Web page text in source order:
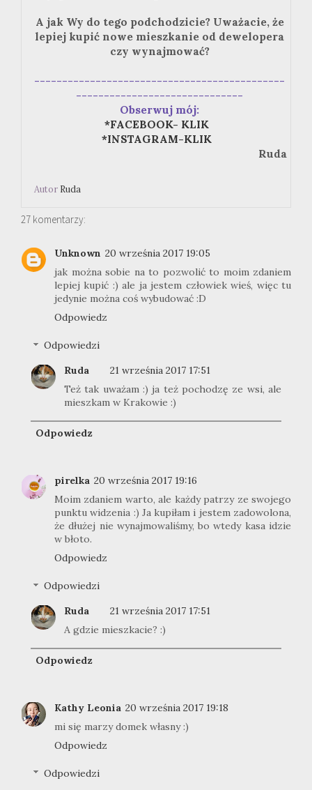
A jak Wy do tego podchodzicie? Uważacie, że
lepiej kupić nowe mieszkanie od dewelopera
czy wynajmować?
---------------------------------------------
------------------------------
Obserwuj mój:
*FACEBOOK- KLIK
*INSTAGRAM-KLIK
Ruda
Autor Ruda
27 komentarzy:
Unknown 20 września 2017 19:05
jak można sobie na to pozwolić to moim zdaniem
lepiej kupić :) ale ja jestem człowiek wieś, więc tu
jedynie można coś wybudować :D
Odpowiedz
Odpowiedzi
Ruda
21 września 2017 17:51
Też tak uważam :) ja też pochodzę ze wsi, ale
mieszkam w Krakowie :)
Odpowiedz
pirelka 20 września 2017 19:16
Moim zdaniem warto, ale każdy patrzy ze swojego
punktu widzenia :) Ja kupiłam i jestem zadowolona,
że dłużej nie wynajmowaliśmy, bo wtedy kasa idzie
w błoto.
Odpowiedz
Odpowiedzi
Ruda
21 września 2017 17:51
A gdzie mieszkacie? :)
Odpowiedz
Kathy Leonia 20 września 2017 19:18
mi się marzy domek własny :)
Odpowiedz
Odpowiedzi